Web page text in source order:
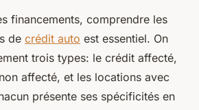
financements, comprendre les
de crédit auto est essentiel. On
trois types: le crédit affecté,
affecté, et les locations avec
présente ses spécificités en